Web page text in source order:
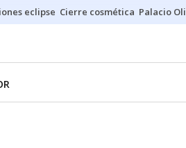
eclipse Cierre cosmética Palacio